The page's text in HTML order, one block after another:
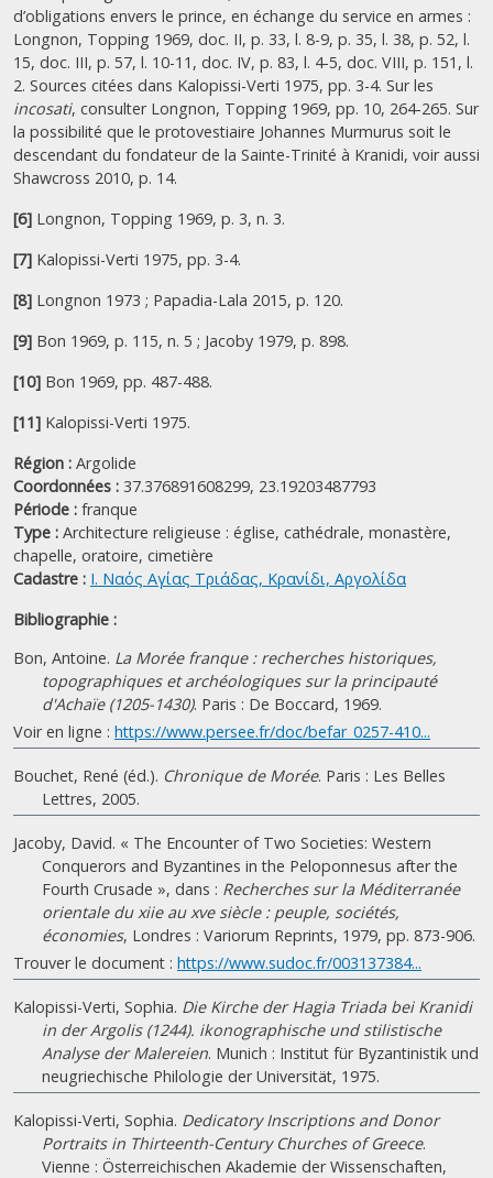
d’obligations envers le prince, en échange du service en armes :
Longnon, Topping 1969, doc. II, p. 33, l. 8-9, p. 35, l. 38, p. 52, l.
15, doc. III, p. 57, l. 10-11, doc. IV, p. 83, l. 4-5, doc. VIII, p. 151, l.
2. Sources citées dans Kalopissi-Verti 1975, pp. 3-4. Sur les
incosati, consulter Longnon, Topping 1969, pp. 10, 264-265. Sur
la possibilité que le protovestiaire Johannes Murmurus soit le
descendant du fondateur de la Sainte-Trinité à Kranidi, voir aussi
Shawcross 2010, p. 14.
[6] Longnon, Topping 1969, p. 3, n. 3.
[7] Kalopissi-Verti 1975, pp. 3-4.
[8] Longnon 1973 ; Papadia-Lala 2015, p. 120.
[9] Bon 1969, p. 115, n. 5 ; Jacoby 1979, p. 898.
[10] Bon 1969, pp. 487-488.
[11] Kalopissi-Verti 1975.
Région : Argolide
Coordonnées : 37.376891608299, 23.19203487793
Période : franque
Type : Architecture religieuse : église, cathédrale, monastère,
chapelle, oratoire, cimetière
Cadastre : Ι. Ναός Αγίας Τριάδας, Κρανίδι, Αργολίδα
Bibliographie :
Bon, Antoine. La Morée franque : recherches historiques,
topographiques et archéologiques sur la principauté
d'Achaïe (1205-1430). Paris : De Boccard, 1969.
Voir en ligne : https://www.persee.fr/doc/befar_0257-410...
Bouchet, René (éd.). Chronique de Morée. Paris : Les Belles
Lettres, 2005.
Jacoby, David. « The Encounter of Two Societies: Western
Conquerors and Byzantines in the Peloponnesus after the
Fourth Crusade », dans : Recherches sur la Méditerranée
orientale du xiie au xve siècle : peuple, sociétés,
économies, Londres : Variorum Reprints, 1979, pp. 873-906.
Trouver le document : https://www.sudoc.fr/003137384...
Kalopissi-Verti, Sophia. Die Kirche der Hagia Triada bei Kranidi
in der Argolis (1244). ikonographische und stilistische
Analyse der Malereien. Munich : Institut für Byzantinistik und
neugriechische Philologie der Universität, 1975.
Kalopissi-Verti, Sophia. Dedicatory Inscriptions and Donor
Portraits in Thirteenth-Century Churches of Greece.
Vienne : Österreichischen Akademie der Wissenschaften,